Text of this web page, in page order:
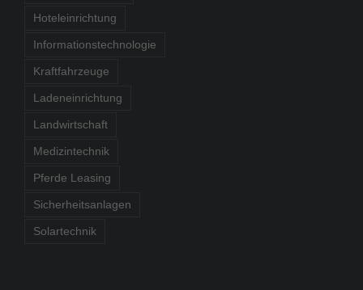
Hoteleinrichtung
Informationstechnologie
Kraftfahrzeuge
Ladeneinrichtung
Landwirtschaft
Medizintechnik
Pferde Leasing
Sicherheitsanlagen
Solartechnik